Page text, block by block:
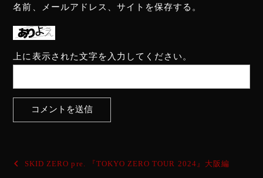
名前、メールアドレス、サイトを保存する。
上に表示された文字を入力してください。
投
SKID ZERO pre. 『TOKYO ZERO TOUR 2024』大阪編